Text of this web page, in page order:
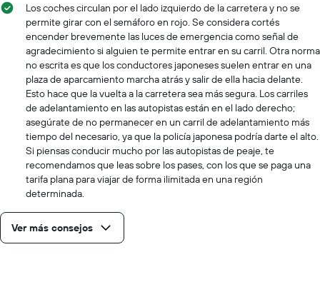
Los coches circulan por el lado izquierdo de la carretera y no se
permite girar con el semáforo en rojo. Se considera cortés
encender brevemente las luces de emergencia como señal de
agradecimiento si alguien te permite entrar en su carril. Otra norma
no escrita es que los conductores japoneses suelen entrar en una
plaza de aparcamiento marcha atrás y salir de ella hacia delante.
Esto hace que la vuelta a la carretera sea más segura. Los carriles
de adelantamiento en las autopistas están en el lado derecho;
asegúrate de no permanecer en un carril de adelantamiento más
tiempo del necesario, ya que la policía japonesa podría darte el alto.
Si piensas conducir mucho por las autopistas de peaje, te
recomendamos que leas sobre los pases, con los que se paga una
tarifa plana para viajar de forma ilimitada en una región
determinada.
Ver más consejos